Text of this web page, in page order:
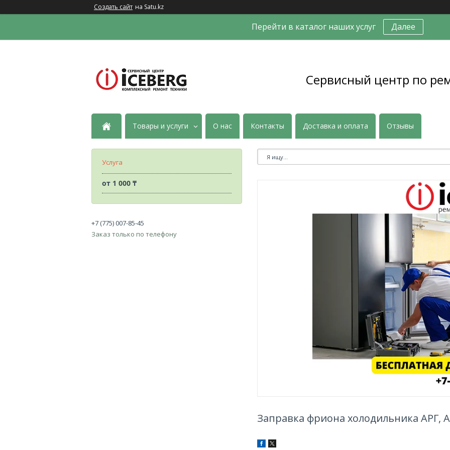
Создать сайт на Satu.kz
Перейти в каталог наших услуг Далее
Сервисный центр по
Товары и услуги О нас Контакты Доставка и оплата Отзывы
Заправка фриона холодильника АРГ,
Услуга
от 1 000 ₸
+7 (775) 007-85-45
Заказ только по телефону